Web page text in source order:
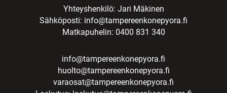
Yhteyshenkilö: Jari Mäkinen
Sähköposti: info@tampereenkonepyora.fi
Matkapuhelin: 0400 831 340
info@tampereenkonepyora.fi
huolto@tampereenkonepyora.fi
varaosat@tampereenkonepyora.fi